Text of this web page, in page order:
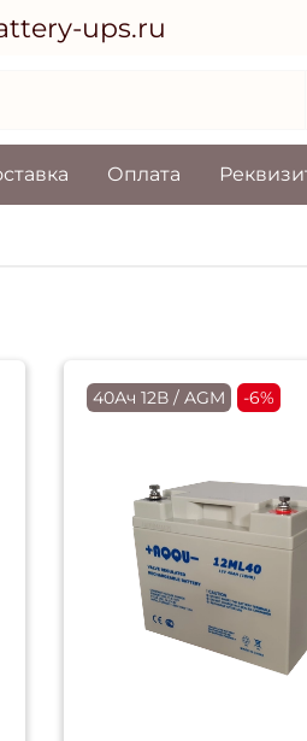
ups.ru
Оплата
40Ач 12В / AGM -6%